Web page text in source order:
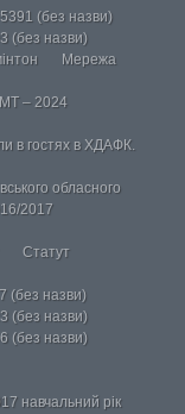
(без назви)
(без назви)
Мережа
– 2024
в гостях в ХДАФК.
обласного
2017
Статут
(без назви)
(без назви)
(без назви)
навчальний рік